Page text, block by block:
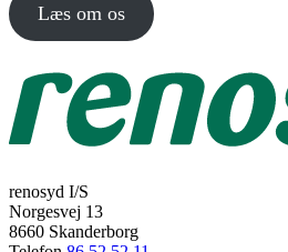
Læs om os
renosyd I/S
Norgesvej 13
8660 Skanderborg